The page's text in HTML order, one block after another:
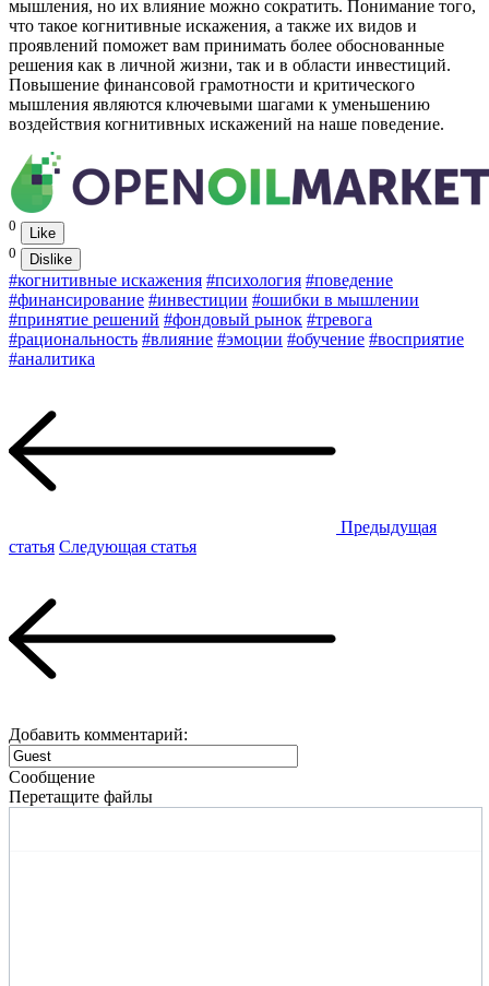
мышления, но их влияние можно сократить. Понимание того,
что такое когнитивные искажения, а также их видов и
проявлений поможет вам принимать более обоснованные
решения как в личной жизни, так и в области инвестиций.
Повышение финансовой грамотности и критического
мышления являются ключевыми шагами к уменьшению
воздействия когнитивных искажений на наше поведение.
0
Like
0
Dislike
#когнитивные искажения #психология #поведение
#финансирование #инвестиции #ошибки в мышлении
#принятие решений #фондовый рынок #тревога
#рациональность #влияние #эмоции #обучение #восприятие
#аналитика
Предыдущая
статья Следующая статья
Добавить комментарий:
Сообщение
Перетащите файлы